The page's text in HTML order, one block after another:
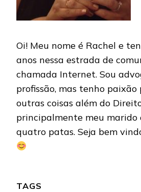
Oi! Meu nome é Rachel e
anos nessa estrada de
chamada Internet. Sou
profissão, mas tenho
outras coisas além do
principalmente meu marido
quatro patas. Seja bem
TAGS